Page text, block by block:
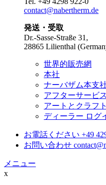
contact@nabertherm.de
発送・受取
Dr.-Sasse-Straße 31,
28865 Lilienthal
世界的販売網
本社
ナーバザム本支
アフターサービ
アートとクラフ
ディーラー ログ
お電話ください +49
お問い合わせ
メニュー
x